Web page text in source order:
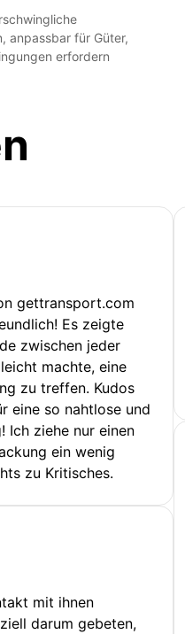
anpassbar für Güter,
erfordern
gettransport.com
Es zeigte
zwischen jeder
machte, eine
zu treffen. Kudos
eine so nahtlose und
Ich ziehe nur einen
ein wenig
zu Kritisches.
mit ihnen
darum gebeten,